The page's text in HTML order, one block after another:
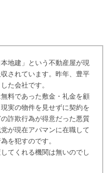
地建」という不動産屋が現
されています。昨年、豊平
た会社です。
無料であった敷金・礼金を顧
実の物件を見せずに契約を
詐欺行為が得意だった悪質
が現在アパマンに在職して
を犯すのです。
てくれる機関は無いのでし